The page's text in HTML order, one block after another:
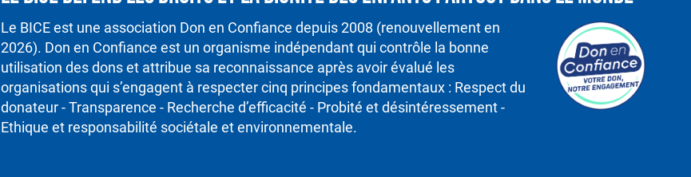
Le BICE est une association Don en Confiance depuis 2008 (renouvellement en
2026). Don en Confiance est un organisme indépendant qui contrôle la bonne
utilisation des dons et attribue sa reconnaissance après avoir évalué les
organisations qui s’engagent à respecter cinq principes fondamentaux : Respect du
donateur - Transparence - Recherche d’efficacité - Probité et désintéressement -
Ethique et responsabilité sociétale et environnementale.